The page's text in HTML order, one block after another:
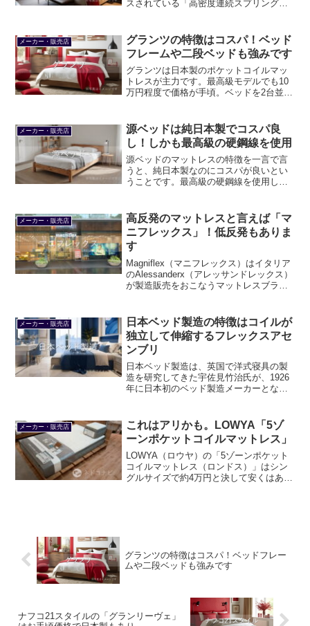
スされている「高密度連続スプリング
打てることなどがメリットです。
メーカー・販売店
グランツの特徴はコスパ！ベッド
フレームや二段ベッドも強みです
グランツは日本製のポケットコイルマッ
トレスが主力です。最高級モデルでも10
万円程度で価格が手頃。ベッドを2台並べ
や二段ベッドもコスパが良いです。
メーカー・販売店
源ベッドは純日本製でコスパ良
し！しかも最高級の硬鋼線を使用
源ベッドのマットレスの特徴を一言で言
うと、純日本製なのにコスパが良いとい
うことです。最高級の硬鋼線を使用して
ルサイズで3万円強ですから安いです。
メーカー・販売店
高反発のマットレスと言えば「マ
ニフレックス」！低反発もありま
す
Magniflex（マニフレックス）はイタリア
のAlessanderx（アレッサンドレックス）
が製造販売をおこなうマットレスブラン
の特徴です。
メーカー・販売店
日本ベッド製造の特徴はコイルが
独立して伸縮するフレックスアセ
ンブリ
日本ベッド製造は、英国で洋式寝具の製
造を研究してきた宇佐見竹治氏が、1926
年に日本初のベッド製造メーカーとなる
ルなどにも納入実績が多数あります。
メーカー・販売店
これはアリかも。LOWYA「5ゾ
ーンポケットコイルマットレス」
LOWYA（ロウヤ）の「5ゾーンポケット
コイルマットレス（ロンドス）」はシン
グルサイズで約4万円と決して安くはあり
グランツの特徴はコスパ！ベッドフレー
ムや二段ベッドも強みです
ナフコ21スタイルの「グランリーヴェ」